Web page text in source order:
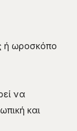
ή ωροσκόπο
να
και